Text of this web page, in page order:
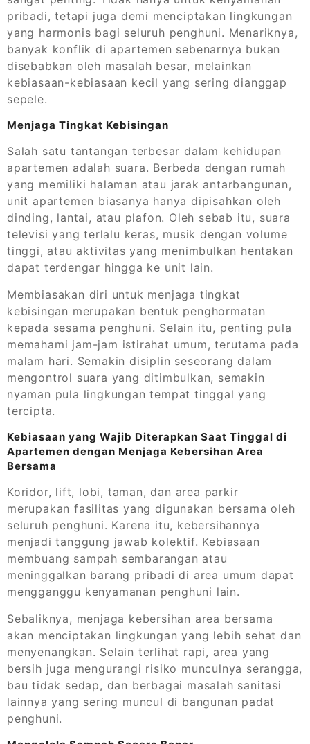
pribadi, tetapi juga demi menciptakan lingkungan
yang harmonis bagi seluruh penghuni. Menariknya,
banyak konflik di apartemen sebenarnya bukan
disebabkan oleh masalah besar, melainkan
kebiasaan-kebiasaan kecil yang sering dianggap
sepele.
Menjaga Tingkat Kebisingan
Salah satu tantangan terbesar dalam kehidupan
apartemen adalah suara. Berbeda dengan rumah
yang memiliki halaman atau jarak antarbangunan,
unit apartemen biasanya hanya dipisahkan oleh
dinding, lantai, atau plafon. Oleh sebab itu, suara
televisi yang terlalu keras, musik dengan volume
tinggi, atau aktivitas yang menimbulkan hentakan
dapat terdengar hingga ke unit lain.
Membiasakan diri untuk menjaga tingkat
kebisingan merupakan bentuk penghormatan
kepada sesama penghuni. Selain itu, penting pula
memahami jam-jam istirahat umum, terutama pada
malam hari. Semakin disiplin seseorang dalam
mengontrol suara yang ditimbulkan, semakin
nyaman pula lingkungan tempat tinggal yang
tercipta.
Kebiasaan yang Wajib Diterapkan Saat Tinggal di
Apartemen dengan Menjaga Kebersihan Area
Bersama
Koridor, lift, lobi, taman, dan area parkir
merupakan fasilitas yang digunakan bersama oleh
seluruh penghuni. Karena itu, kebersihannya
menjadi tanggung jawab kolektif. Kebiasaan
membuang sampah sembarangan atau
meninggalkan barang pribadi di area umum dapat
mengganggu kenyamanan penghuni lain.
Sebaliknya, menjaga kebersihan area bersama
akan menciptakan lingkungan yang lebih sehat dan
menyenangkan. Selain terlihat rapi, area yang
bersih juga mengurangi risiko munculnya serangga,
bau tidak sedap, dan berbagai masalah sanitasi
lainnya yang sering muncul di bangunan padat
penghuni.